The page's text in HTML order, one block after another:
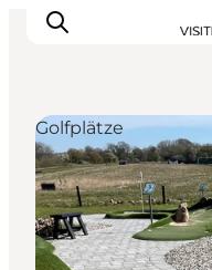
Erlebnisse
Essen und
Unterkünfte
Golfplätze